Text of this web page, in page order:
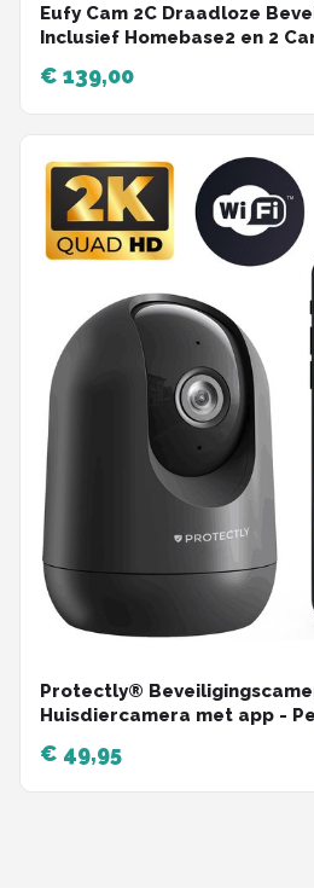
Eufy Cam 2C Draadloze
Inclusief Homebase2 en 2
€ 139,00
Protectly®
Huisdiercamera met app -
Hondencamera - Met WiFi
- Volgt beweging en
Camera - Zwart
€ 49,95